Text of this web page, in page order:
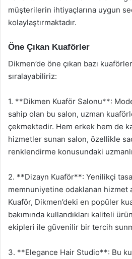
müşterilerin ihtiyaçlarına uygun
kolaylaştırmaktadır.
Öne Çıkan Kuaförler
Dikmen’de öne çıkan bazı
sıralayabiliriz:
1. **Dikmen Kuaför Salonu**:
sahip olan bu salon, uzman
çekmektedir. Hem erkek hem de
hizmetler sunan salon, özellikle
renklendirme konusundaki
2. **Dizayn Kuaför**: Yenilikçi
memnuniyetine odaklanan hizmet
Kuaför, Dikmen’deki en popüler
bakımında kullandıkları kaliteli
ekipleri ile güvenilir bir tercih
3. **Elegance Hair Studio**: Bu